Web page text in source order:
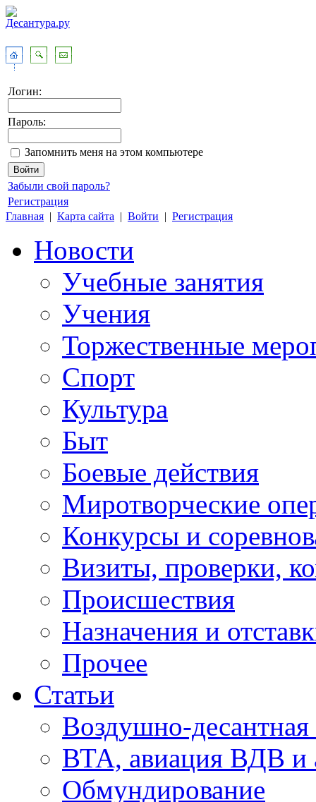
Логин:
Пароль:
Запомнить меня на этом компьютере
Забыли свой пароль?
Регистрация
Главная | Карта сайта | Войти | Регистрация
Новости
Учебные занятия
Учения
Торжественные
Спорт
Культура
Быт
Боевые действия
Миротворческие
Конкурсы и
Визиты, проверки,
Происшествия
Назначения и
Прочее
Статьи
Воздушно-десантная
ВТА, авиация ВДВ и
Обмундирование